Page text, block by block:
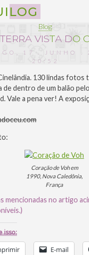
Blog
TERRA VISTA DO C
17 . JUNHO .
20:52
130 lindas fotos
de dentro de um balão
Vale a pena ver! A
Coração de Voh em
1990, Nova Caledônia,
França
mencionadas no artigo
isso:
E-mail